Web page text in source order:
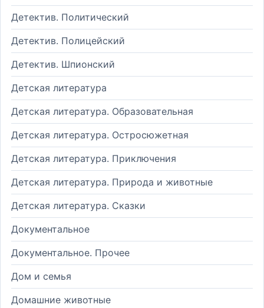
Детектив. Политический
Детектив. Полицейский
Детектив. Шпионский
Детская литература
Детская литература. Образовательная
Детская литература. Остросюжетная
Детская литература. Приключения
Детская литература. Природа и животные
Детская литература. Сказки
Документальное
Документальное. Прочее
Дом и семья
Домашние животные